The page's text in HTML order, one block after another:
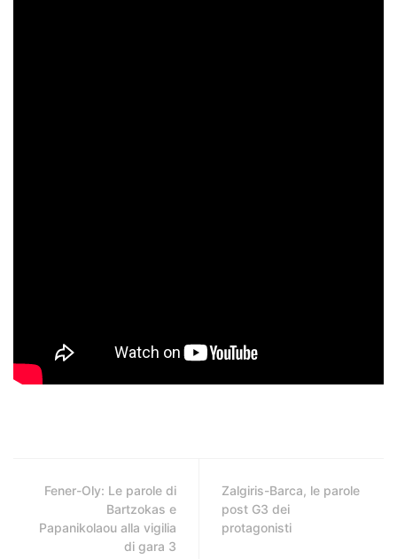
Fener-Oly: Le parole di
Bartzokas e
Papanikolaou alla vigilia
di gara 3
Zalgiris-Barca, le parole
post G3 dei
protagonisti